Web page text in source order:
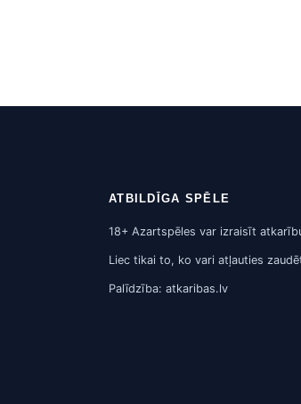
ATBILDĪGA SPĒLE
18+ Azartspēles var izraisīt
Liec tikai to, ko vari atļauties
Palīdzība: atkaribas.lv